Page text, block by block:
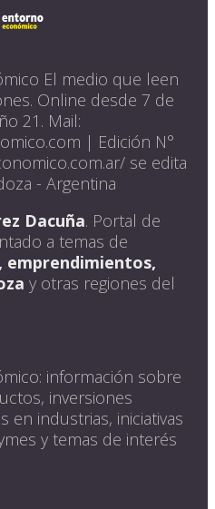
El medio que leen
Online desde 7 de
21. Mail:
| Edición N°
se edita
- Argentina
Dacuña. Portal de
a temas de
emprendimientos,
y otras regiones del
información sobre
inversiones
en industrias, iniciativas
y temas de interés